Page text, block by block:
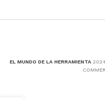
EL MUNDO DE LA HERRAMIENTA